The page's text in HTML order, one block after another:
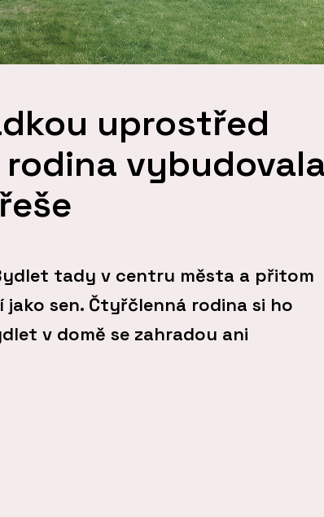
uprostřed
tady v centru města a přitom
sen. Čtyřčlenná rodina si ho
v domě se zahradou ani